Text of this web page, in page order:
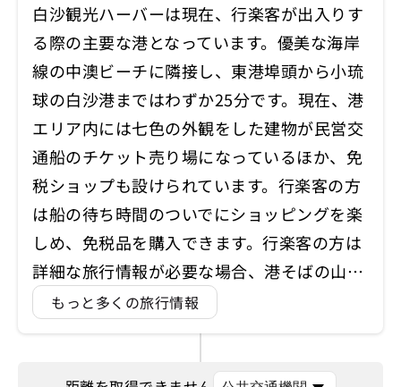
白沙観光ハーバーは現在、行楽客が出入りす
る際の主要な港となっています。優美な海岸
線の中澳ビーチに隣接し、東港埠頭から小琉
球の白沙港まではわずか25分です。現在、港
エリア内には七色の外観をした建物が民営交
通船のチケット売り場になっているほか、免
税ショップも設けられています。行楽客の方
は船の待ち時間のついでにショッピングを楽
しめ、免税品を購入できます。行楽客の方は
詳細な旅行情報が必要な場合、港そばの山…
もっと多くの旅行情報